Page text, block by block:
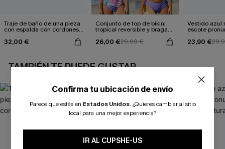
Traje de baño de una pieza
con espalda con cordones y
32,00 €
Conjunto de top de bikini
tropical reversible y braga
26,00 €29,00 €
Vestido azul
escote
23,90 €
TAMBIÉN TE PUEDE GUSTAR
Confirma tu ubicación de envío
Parece que estás en Estados Unidos. ¿Quieres cambiar al sitio
local para una mejor experiencia?
IR AL CUPSHE-US